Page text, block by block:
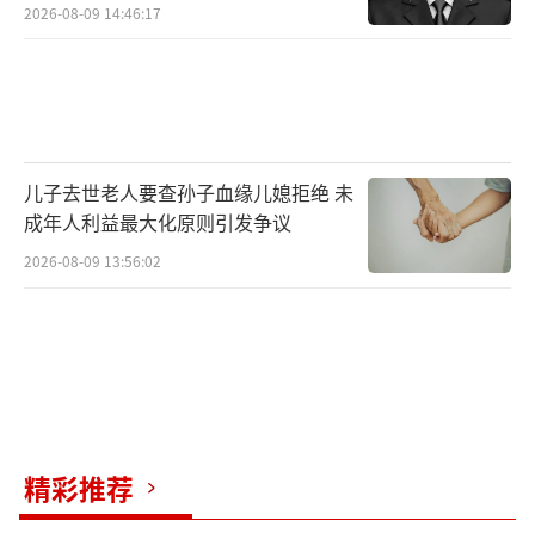
2026-08-09 14:46:17
儿子去世老人要查孙子血缘儿媳拒绝 未
成年人利益最大化原则引发争议
2026-08-09 13:56:02
精彩推荐